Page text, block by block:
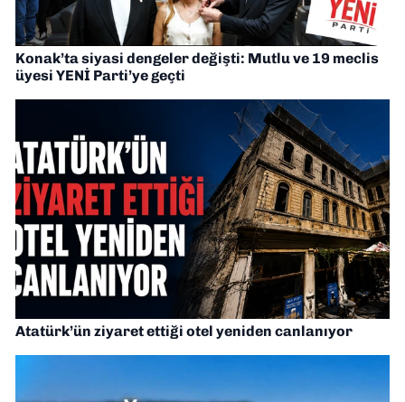
Konak’ta siyasi dengeler değişti: Mutlu ve 19 meclis
üyesi YENİ Parti’ye geçti
Atatürk’ün ziyaret ettiği otel yeniden canlanıyor